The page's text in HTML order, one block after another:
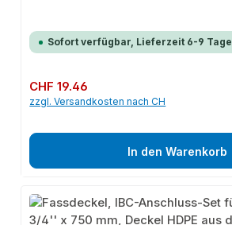
Sofort verfügbar, Lieferzeit 6-9 Tage
Regulärer Preis:
CHF 19.46
zzgl. Versandkosten nach CH
In den Warenkorb